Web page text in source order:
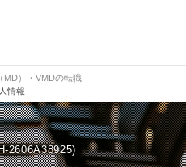
MD）・VMDの転職
情報
2606A38925